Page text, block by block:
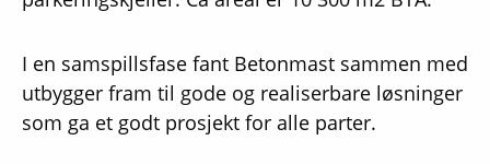
I en samspillsfase fant Betonmast sammen med
utbygger fram til gode og realiserbare løsninger
som ga et godt prosjekt for alle parter.